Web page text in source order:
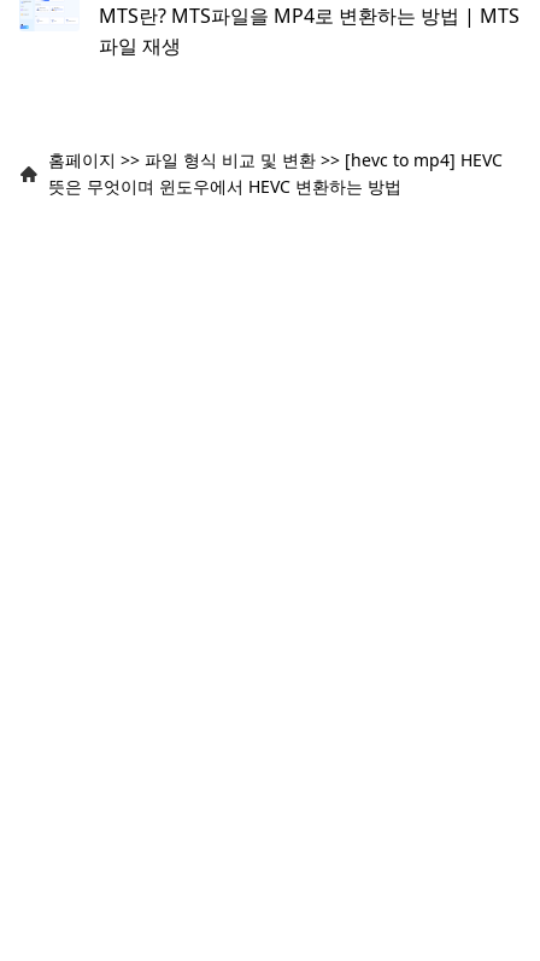
MTS란? MTS파일을 MP4로 변환하는 방법 | MTS
파일 재생
홈페이지 >> 파일 형식 비교 및 변환 >> [hevc to mp4] HEVC
뜻은 무엇이며 윈도우에서 HEVC 변환하는 방법